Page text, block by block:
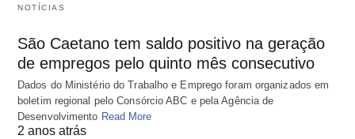
NOTÍCIAS
São Caetano tem saldo positivo na geração
de empregos pelo quinto mês consecutivo
Dados do Ministério do Trabalho e Emprego foram organizados em
boletim regional pelo Consórcio ABC e pela Agência de
Desenvolvimento Read More
2 anos atrás